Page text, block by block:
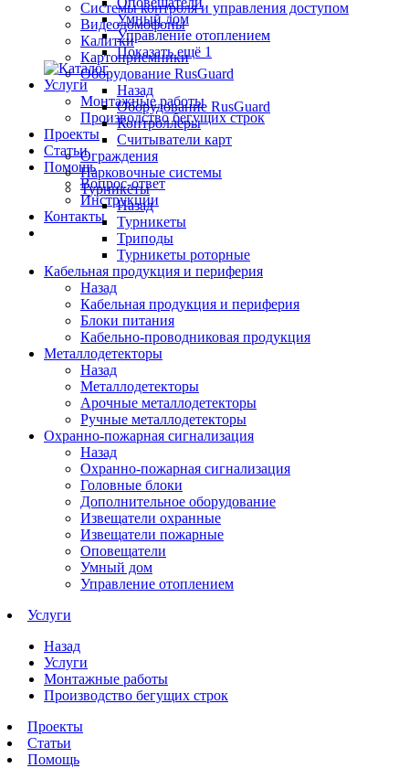
Умный дом
Управление отоплением
Показать ещё 1
Услуги
Монтажные работы
Производство бегущих строк
Проекты
Статьи
Помощь
Вопрос-ответ
Инструкции
Контакты
Системы контроля и управления доступом
Видеодомофоны
Калитки
Картоприемники
Оборудование RusGuard
Назад
Оборудование RusGuard
Контроллеры
Считыватели карт
Ограждения
Парковочные системы
Турникеты
Назад
Турникеты
Триподы
Турникеты роторные
Кабельная продукция и периферия
Назад
Кабельная продукция и периферия
Блоки питания
Кабельно-проводниковая продукция
Металлодетекторы
Назад
Металлодетекторы
Арочные металлодетекторы
Ручные металлодетекторы
Охранно-пожарная сигнализация
Назад
Охранно-пожарная сигнализация
Головные блоки
Дополнительное оборудование
Извещатели охранные
Извещатели пожарные
Оповещатели
Умный дом
Управление отоплением
Услуги
Назад
Услуги
Монтажные работы
Производство бегущих строк
Проекты
Статьи
Помощь